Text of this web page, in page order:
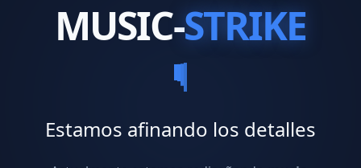
MUSIC-STRIKE
Estamos afinando los detalles